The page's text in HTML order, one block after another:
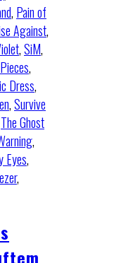
, Pain of
Against,
,SiM,
,
Dress,
,Survive
The Ghost
,
Eyes,
,